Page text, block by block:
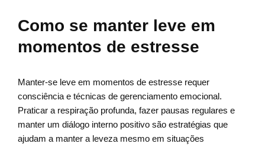
Como se manter leve em
momentos de estresse
Manter-se leve em momentos de estresse requer
consciência e técnicas de gerenciamento emocional.
Praticar a respiração profunda, fazer pausas regulares e
manter um diálogo interno positivo são estratégias que
ajudam a manter a leveza mesmo em situações